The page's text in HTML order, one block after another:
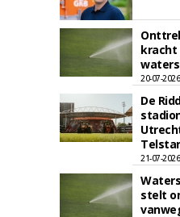
kracht
20-07-
De
Telstar
21-07-
stelt